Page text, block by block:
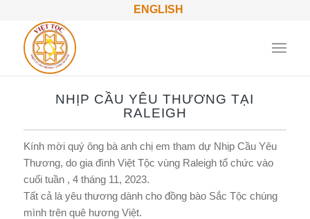
ENGLISH
NHỊP CẦU YÊU THƯƠNG TẠI
RALEIGH
Kính mời quý ông bà anh chị em tham dự Nhịp Cầu Yêu
Thương, do gia đình Việt Tộc vùng Raleigh tổ chức vào
cuối tuần , 4 tháng 11, 2023.
Tất cả là yêu thương dành cho đồng bào Sắc Tộc chúng
mình trên quê hương Việt.